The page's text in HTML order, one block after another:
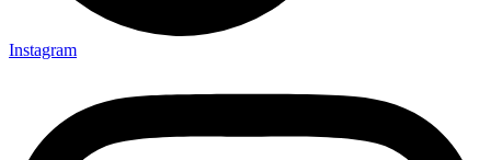
Instagram